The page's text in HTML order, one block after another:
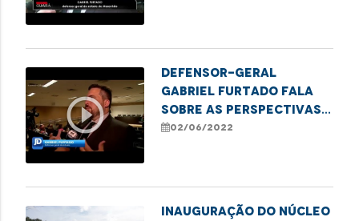
play_circle_outline
Defensor-geral
Gabriel Furtado fala
sobre as perspectivas
para a gestão dos
02/06/2022
INAUGURAÇÃO DO NÚCLEO